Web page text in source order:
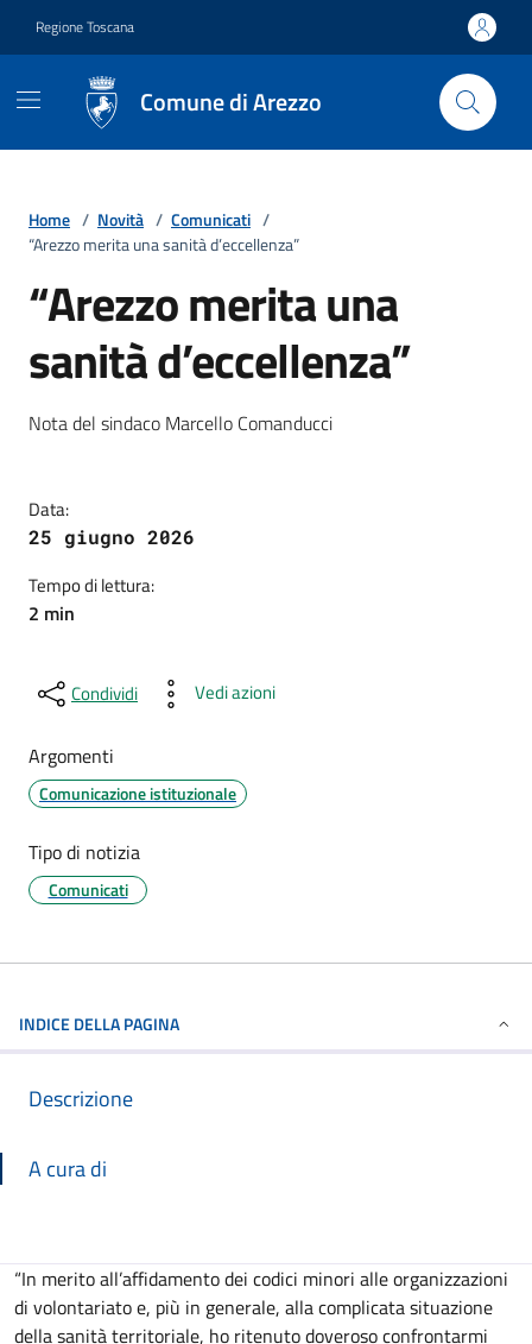
Regione Toscana
Comune di Arezzo
Home / Novità / Comunicati /
“Arezzo merita una sanità d’eccellenza”
“Arezzo merita una
sanità d’eccellenza”
Dettagli della notizia
Nota del sindaco Marcello Comanducci
Data:
25 giugno 2026
Tempo di lettura:
2 min
Condividi Vedi azioni
Argomenti
Comunicazione istituzionale
Tipo di notizia
Comunicati
INDICE DELLA PAGINA
Descrizione
A cura di
Descrizione
“In merito all’affidamento dei codici minori alle organizzazioni
di volontariato e, più in generale, alla complicata situazione
della sanità territoriale, ho ritenuto doveroso confrontarmi